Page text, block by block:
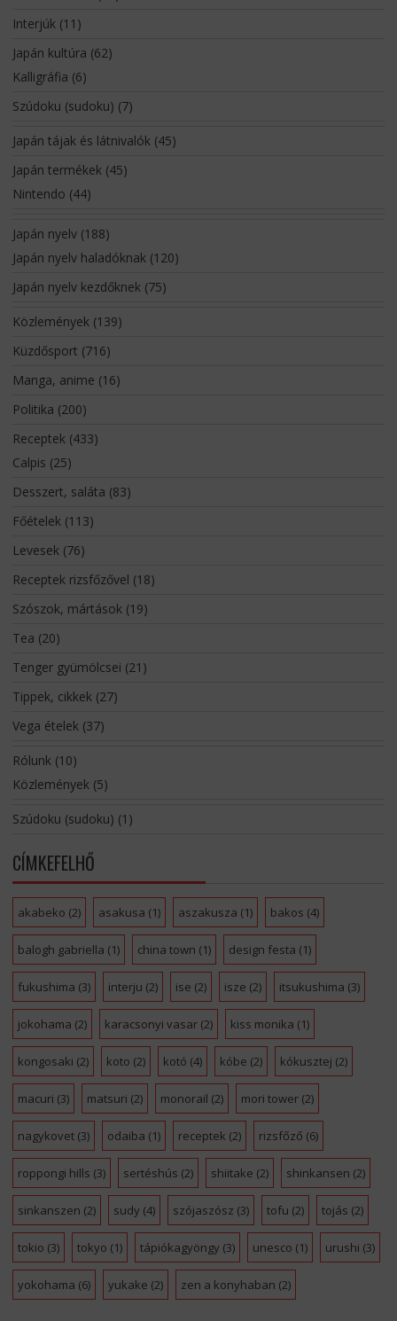
Interjúk(11)
Japán kultúra (62)
Kalligráfia (6)
Szúdoku (sudoku) (7)
Japán tájak és látnivalók(45)
Japán termékek(45)
Nintendo (44)
Japán nyelv(188)
Japán nyelv haladóknak(120)
Japán nyelv kezdőknek(75)
Közlemények(139)
Küzdősport (716)
Manga, anime (16)
Politika (200)
Receptek(433)
Calpis (25)
Desszert, saláta (83)
Főételek(113)
Levesek(76)
Receptek rizsfőzővel (18)
Szószok, mártások(19)
Tea (20)
Tenger gyümölcsei (21)
Tippek, cikkek(27)
Vega ételek(37)
Rólunk(10)
Közlemények(5)
Szúdoku (sudoku) (1)
CÍMKEFELHŐ
akabeko (2) asakusa (1) aszakusza (1) bakos (4)
balogh gabriella (1) china town (1) design festa (1)
fukushima (3) interju (2) ise (2) isze (2) itsukushima (3)
jokohama (2) karacsonyi vasar(2) kiss monika (1)
kongosaki (2) koto (2) kotó (4) kóbe (2) kókusztej (2)
macuri (3) matsuri (2) monorail (2) mori tower(2)
nagykovet(3) odaiba (1) receptek (2) rizsfőző (6)
roppongi hills (3) sertéshús (2) shiitake (2) shinkansen (2)
sinkanszen (2) sudy (4) szójaszósz (3) tofu (2) tojás (2)
tokio (3) tokyo (1) tápiókagyöngy (3) unesco (1) urushi (3)
yokohama (6) yukake (2) zen a konyhaban (2)